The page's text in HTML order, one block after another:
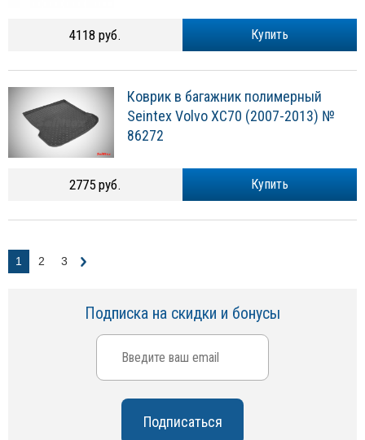
Купить
4118 руб.
Коврик в багажник полимерный
Seintex Volvo XC70 (2007-2013) №
86272
Купить
2775 руб.
1 2 3
Подписка на скидки и бонусы